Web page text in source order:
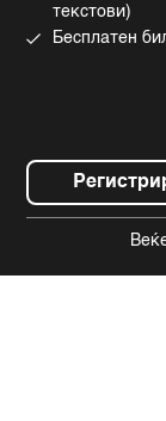
текстови)
Бесплатен
©2022 - 2026
BLOOMBERG
Bloomberg